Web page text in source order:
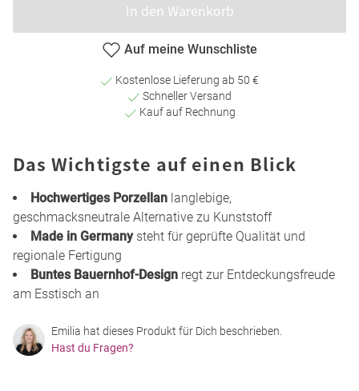
In den Warenkorb
Auf meine Wunschliste
Kostenlose Lieferung ab 50 €
Schneller Versand
Kauf auf Rechnung
Das Wichtigste auf einen Blick
Hochwertiges Porzellan langlebige,
geschmacksneutrale Alternative zu Kunststoff
Made in Germanysteht für geprüfte Qualität und
regionale Fertigung
Buntes Bauernhof-Design regt zur Entdeckungsfreude
am Esstisch an
Emilia hat dieses Produkt für Dich beschrieben.
Hast du Fragen?